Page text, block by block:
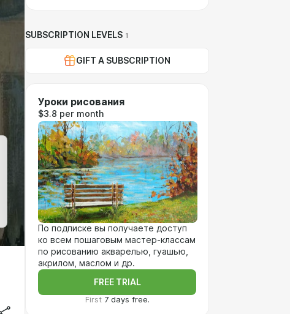
SUBSCRIPTION LEVELS 1
GIFT A SUBSCRIPTION
Уроки рисования
$3.8 per month
По подписке вы получаете доступ
ко всем пошаговым мастер-классам
по рисованию акварелью, гуашью,
акрилом, маслом и др.
FREE TRIAL
First 7 days free.